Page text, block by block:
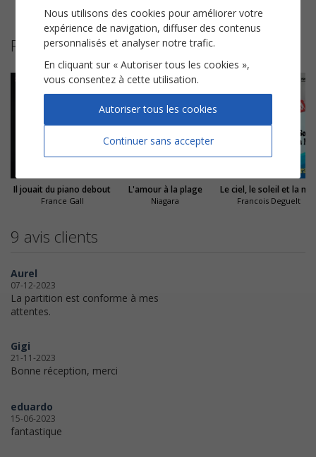
La part des anges
Partitions suggérées
Il jouait du piano debout
France Gall
L'amour à la plage
Niagara
Le ciel, le soleil et la
Francois Deguelt
9 avis clients
Aurel
07-12-2023
La partition est conforme à mes
attentes.
Gigi
21-11-2023
Bonne réception, merci
eduardo
15-06-2023
fantastique
Nous utilisons des cookies pour améliorer votre
expérience de navigation, diffuser des contenus
personnalisés et analyser notre trafic.
En cliquant sur « Autoriser tous les cookies »,
vous consentez à cette utilisation.
Continuer sans accepter
Autoriser tous les cookies